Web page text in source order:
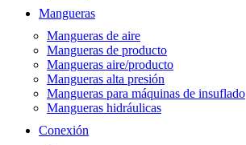
Mangueras
Mangueras de aire
Mangueras de producto
Mangueras aire/producto
Mangueras alta presión
Mangueras para máquinas de insuflado
Mangueras hidráulicas
Conexión